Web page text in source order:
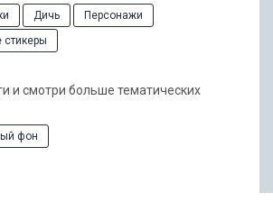
Дичь
Персонажи
стикеры
и смотри больше тематических
фон